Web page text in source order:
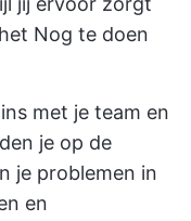
Nog te doen
met je team en
je op de
je problemen in
en